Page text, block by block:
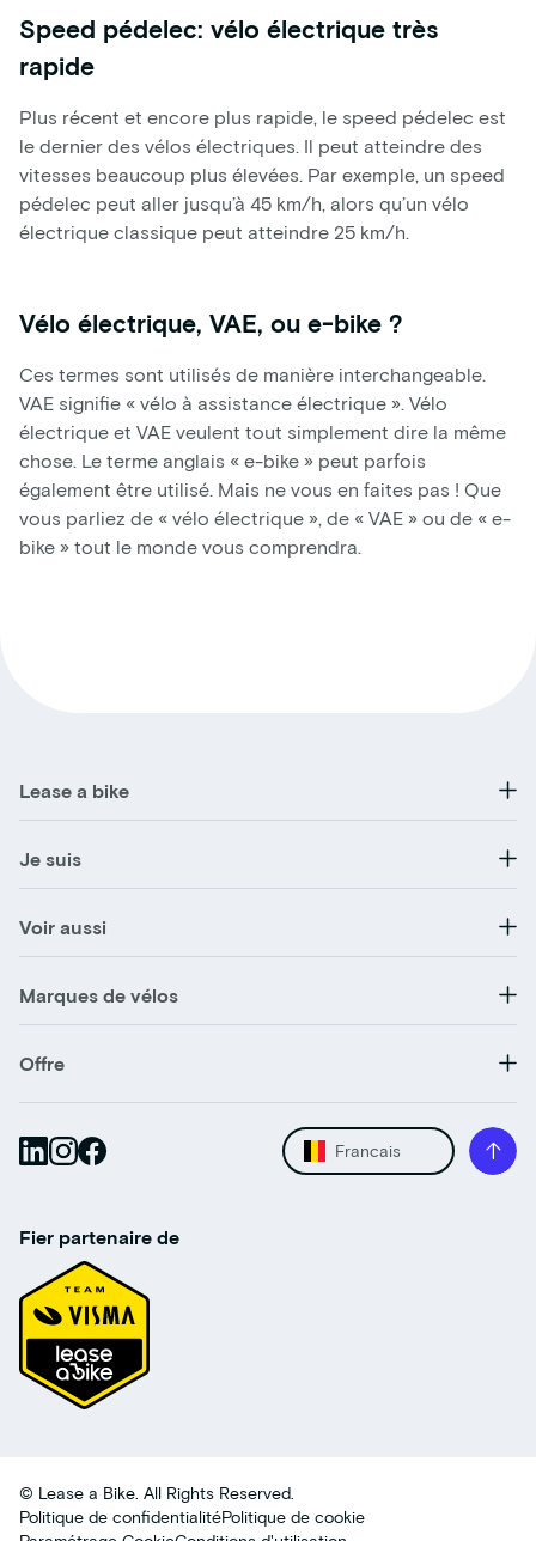
Speed pédelec: vélo électrique très
rapide
Plus récent et encore plus rapide, le speed pédelec est
le dernier des vélos électriques. Il peut atteindre des
vitesses beaucoup plus élevées. Par exemple, un speed
pédelec peut aller jusqu’à 45 km/h, alors qu’un vélo
électrique classique peut atteindre 25 km/h.
Vélo électrique, VAE, ou e-bike ?
Ces termes sont utilisés de manière interchangeable.
VAE signifie « vélo à assistance électrique ». Vélo
électrique et VAE veulent tout simplement dire la même
chose. Le terme anglais « e-bike » peut parfois
également être utilisé. Mais ne vous en faites pas ! Que
vous parliez de « vélo électrique », de « VAE » ou de « e-
bike » tout le monde vous comprendra.
Lease a bike
Je suis
Voir aussi
Marques de vélos
Offre
Francais
Fier partenaire de
© Lease a Bike. All Rights Reserved.
Politique de confidentialitéPolitique de cookie